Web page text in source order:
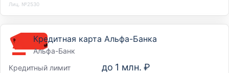
Лиц. №2530
Кредитная карта Альфа-Банка
Альфа-Банк
Кредитный лимит
до 1 млн. ₽